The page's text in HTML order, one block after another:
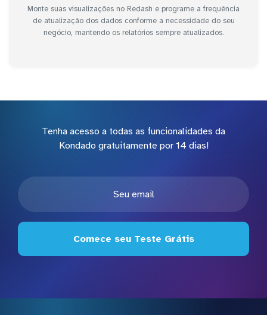
Monte suas visualizações no Redash e programe a frequência
de atualização dos dados conforme a necessidade do seu
negócio, mantendo os relatórios sempre atualizados.
Tenha acesso a todas as funcionalidades da
Kondado gratuitamente por 14 dias!
Comece seu Teste Grátis